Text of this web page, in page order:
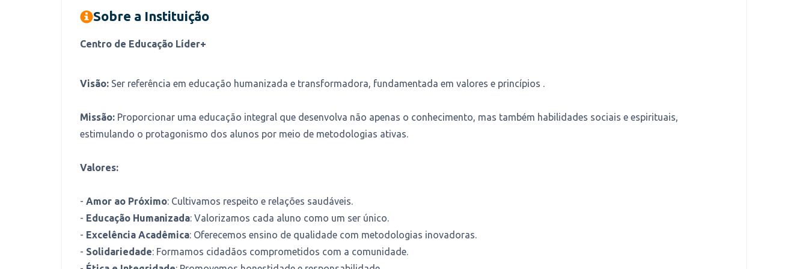
Sobre a Instituição
Centro de Educação Líder+
Visão: Ser referência em educação humanizada e transformadora, fundamentada em valores e princípios .
Missão: Proporcionar uma educação integral que desenvolva não apenas o conhecimento, mas também habilidades sociais e espirituais,
estimulando o protagonismo dos alunos por meio de metodologias ativas.
Valores:
- Amor ao Próximo: Cultivamos respeito e relações saudáveis.
- Educação Humanizada: Valorizamos cada aluno como um ser único.
- Excelência Acadêmica: Oferecemos ensino de qualidade com metodologias inovadoras.
- Solidariedade: Formamos cidadãos comprometidos com a comunidade.